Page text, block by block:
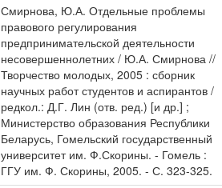
Смирнова, Ю.А. Отдельные проблемы
правового регулирования
предпринимательской деятельности
несовершеннолетних / Ю.А. Смирнова //
Творчество молодых, 2005 : сборник
научных работ студентов и аспирантов /
редкол.: Д.Г. Лин (отв. ред.) [и др.] ;
Министерство образования Республики
Беларусь, Гомельский государственный
университет им. Ф.Скорины. - Гомель :
ГГУ им. Ф. Скорины, 2005. - С. 323-325.